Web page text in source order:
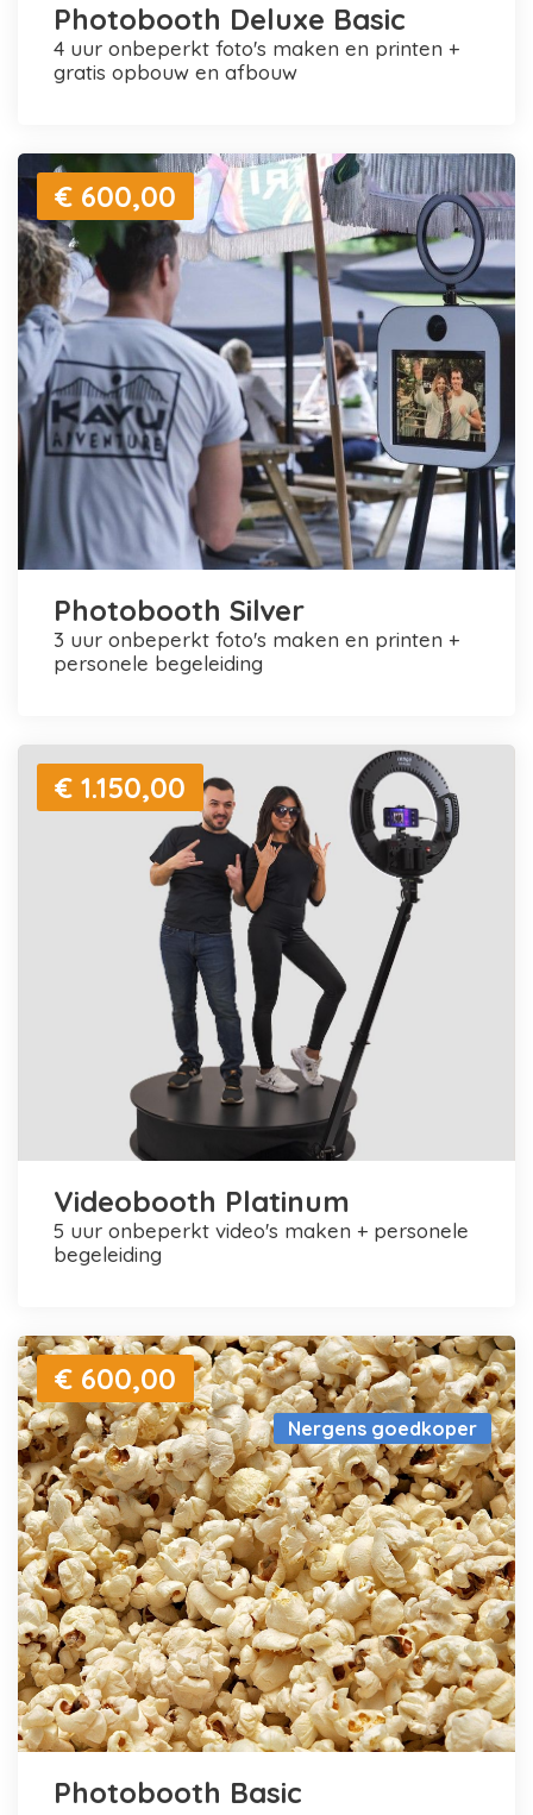
Photobooth Deluxe Basic
4 uur onbeperkt foto's maken en printen +
gratis opbouw en afbouw
€ 600,00
Photobooth Silver
3 uur onbeperkt foto's maken en printen +
personele begeleiding
€ 1.150,00
Videobooth Platinum
5 uur onbeperkt video's maken + personele
begeleiding
Nergens goedkoper
€ 600,00
Photobooth Basic